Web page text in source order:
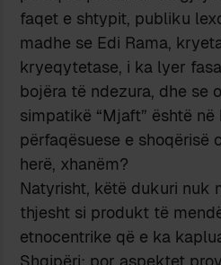
faqet e shtypit, publiku
madhe se Edi Rama,
kryeqytetase, i ka lyer
bojëra të ndezura, dhe se
simpatikë “Mjaft” është
përfaqësuese e shoqërisë
herë, xhanëm?
Natyrisht, këtë dukuri nuk
thjesht si produkt të
etnocentrike që e ka